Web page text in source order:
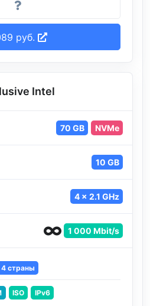
руб.
Intel
70 GB NVMe
10 GB
4 x 2.1 GHz
1 000 Mbit/s
4 страны
ISO IPv6